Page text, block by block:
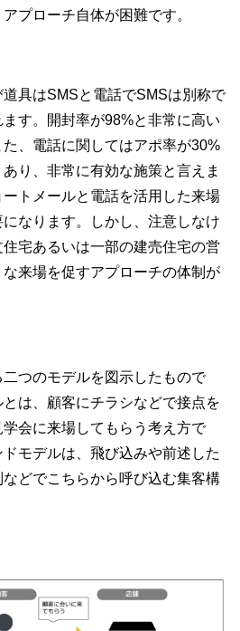
プローチ自体が困難です。
具はSMSと電話でSMSは別称で
す。開封率が98%と非常に高い
、電話に関してはアポ率が30%
り、非常に有効な施策と言えま
トメールと電話を活用した来場
なります。しかし、注意しなけ
宅あるいは一部の建売住宅の営
来場を促すアプローチの体制が
つのモデルを図示したもので
は、顧客にチラシなどで接点を
会に来場してもらう考え方で
モデルは、飛び込みや前述した
どでこちらから呼び込む集客構